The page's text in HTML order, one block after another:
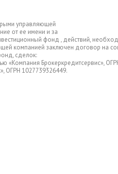
управляющей
от ее имени и за
фонд , действий,
компанией заключен договор на
сделок:
«Компания Брокеркредитсервис»,
ОГРН 1027739326449.